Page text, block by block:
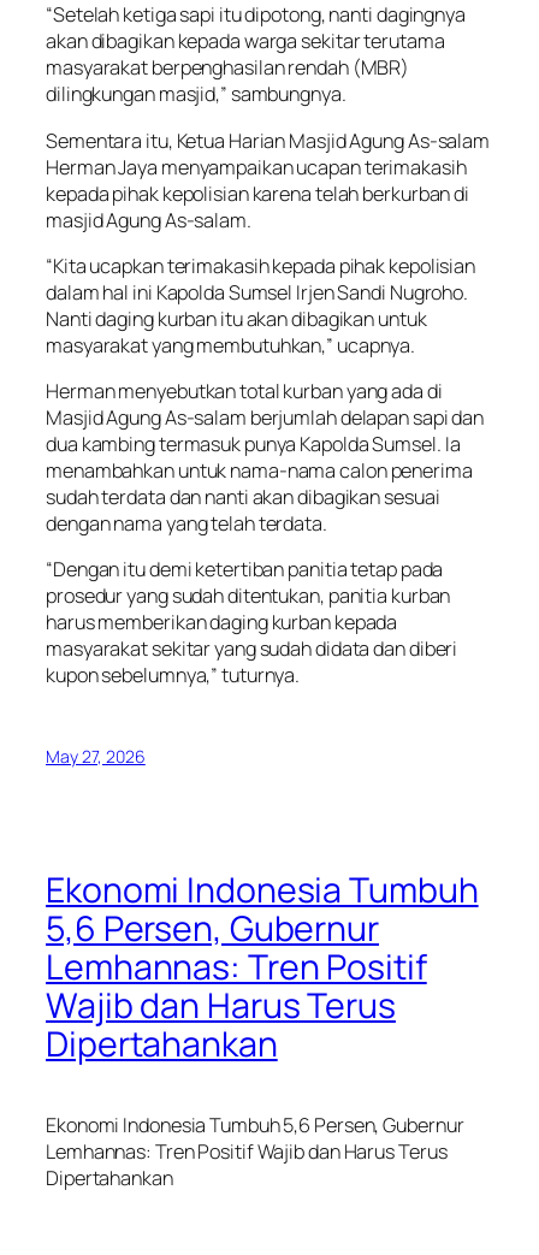
“Setelah ketiga sapi itu dipotong, nanti dagingnya
akan dibagikan kepada warga sekitar terutama
masyarakat berpenghasilan rendah (MBR)
dilingkungan masjid,” sambungnya.
Sementara itu, Ketua Harian Masjid Agung As-salam
Herman Jaya menyampaikan ucapan terimakasih
kepada pihak kepolisian karena telah berkurban di
masjid Agung As-salam.
“Kita ucapkan terimakasih kepada pihak kepolisian
dalam hal ini Kapolda Sumsel Irjen Sandi Nugroho.
Nanti daging kurban itu akan dibagikan untuk
masyarakat yang membutuhkan,” ucapnya.
Herman menyebutkan total kurban yang ada di
Masjid Agung As-salam berjumlah delapan sapi dan
dua kambing termasuk punya Kapolda Sumsel. Ia
menambahkan untuk nama-nama calon penerima
sudah terdata dan nanti akan dibagikan sesuai
dengan nama yang telah terdata.
“Dengan itu demi ketertiban panitia tetap pada
prosedur yang sudah ditentukan, panitia kurban
harus memberikan daging kurban kepada
masyarakat sekitar yang sudah didata dan diberi
kupon sebelumnya,” tuturnya.
May 27, 2026
Ekonomi Indonesia Tumbuh
5,6 Persen, Gubernur
Lemhannas: Tren Positif
Wajib dan Harus Terus
Dipertahankan
Ekonomi Indonesia Tumbuh 5,6 Persen, Gubernur
Lemhannas: Tren Positif Wajib dan Harus Terus
Dipertahankan